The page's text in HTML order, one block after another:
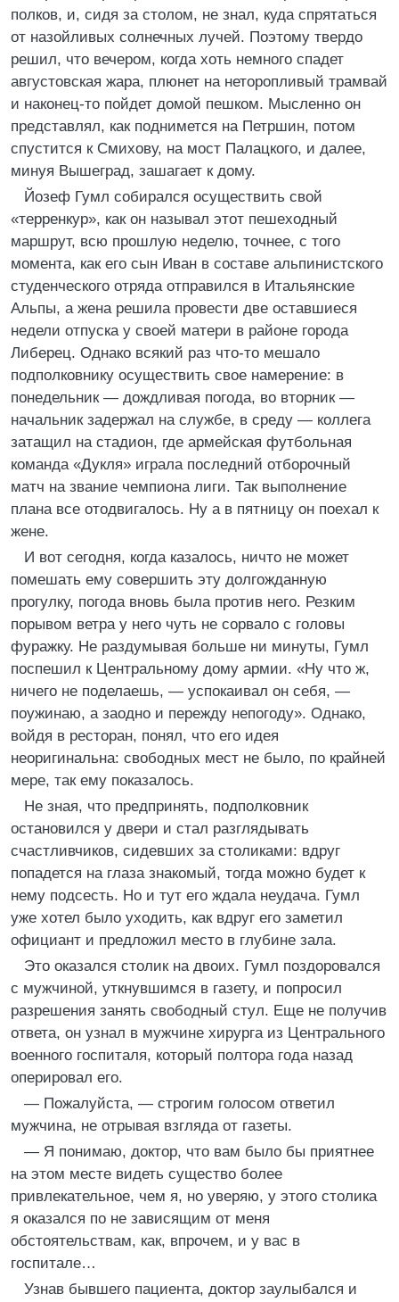
полков, и, сидя за столом, не знал, куда спрятаться
от назойливых солнечных лучей. Поэтому твердо
решил, что вечером, когда хоть немного спадет
августовская жара, плюнет на неторопливый трамвай
и наконец-то пойдет домой пешком. Мысленно он
представлял, как поднимется на Петршин, потом
спустится к Смихову, на мост Палацкого, и далее,
минуя Вышеград, зашагает к дому.
Йозеф Гумл собирался осуществить свой
«терренкур», как он называл этот пешеходный
маршрут, всю прошлую неделю, точнее, с того
момента, как его сын Иван в составе альпинистского
студенческого отряда отправился в Итальянские
Альпы, а жена решила провести две оставшиеся
недели отпуска у своей матери в районе города
Либерец. Однако всякий раз что-то мешало
подполковнику осуществить свое намерение: в
понедельник — дождливая погода, во вторник —
начальник задержал на службе, в среду — коллега
затащил на стадион, где армейская футбольная
команда «Дукля» играла последний отборочный
матч на звание чемпиона лиги. Так выполнение
плана все отодвигалось. Ну а в пятницу он поехал к
жене.
И вот сегодня, когда казалось, ничто не может
помешать ему совершить эту долгожданную
прогулку, погода вновь была против него. Резким
порывом ветра у него чуть не сорвало с головы
фуражку. Не раздумывая больше ни минуты, Гумл
поспешил к Центральному дому армии. «Ну что ж,
ничего не поделаешь, — успокаивал он себя, —
поужинаю, а заодно и пережду непогоду». Однако,
войдя в ресторан, понял, что его идея
неоригинальна: свободных мест не было, по крайней
мере, так ему показалось.
Не зная, что предпринять, подполковник
остановился у двери и стал разглядывать
счастливчиков, сидевших за столиками: вдруг
попадется на глаза знакомый, тогда можно будет к
нему подсесть. Но и тут его ждала неудача. Гумл
уже хотел было уходить, как вдруг его заметил
официант и предложил место в глубине зала.
Это оказался столик на двоих. Гумл поздоровался
с мужчиной, уткнувшимся в газету, и попросил
разрешения занять свободный стул. Еще не получив
ответа, он узнал в мужчине хирурга из Центрального
военного госпиталя, который полтора года назад
оперировал его.
— Пожалуйста, — строгим голосом ответил
мужчина, не отрывая взгляда от газеты.
— Я понимаю, доктор, что вам было бы приятнее
на этом месте видеть существо более
привлекательное, чем я, но уверяю, у этого столика
я оказался по не зависящим от меня
обстоятельствам, как, впрочем, и у вас в
госпитале…
Узнав бывшего пациента, доктор заулыбался и